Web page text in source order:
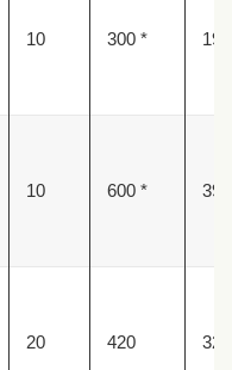
10 300 *
10 600 *
20 420